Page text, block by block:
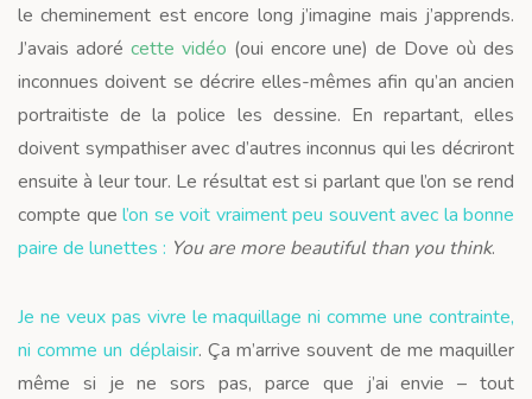
le cheminement est encore long j’imagine mais j’apprends.
J’avais adoré cette vidéo (oui encore une) de Dove où des
inconnues doivent se décrire elles-mêmes afin qu’an ancien
portraitiste de la police les dessine. En repartant, elles
doivent sympathiser avec d’autres inconnus qui les décriront
ensuite à leur tour. Le résultat est si parlant que l’on se rend
compte que l’on se voit vraiment peu souvent avec la bonne
paire de lunettes : You are more beautiful than you think.
Je ne veux pas vivre le maquillage ni comme une contrainte,
ni comme un déplaisir. Ça m’arrive souvent de me maquiller
même si je ne sors pas, parce que j’ai envie – tout